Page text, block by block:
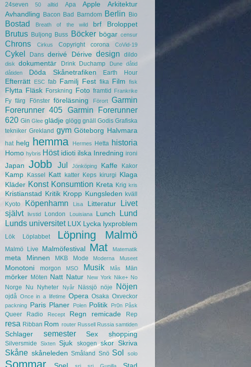
24seven 50 alltid Apa Apple
Arkitektur
Avhandling
Bacon Bad Barndom Berlin Bio
Bostad Breath of the wild brf Broloppet
Brutus Buljong Buss Böcker bögar censur
Chrons Cirkus Copyright corona CoVid-19
Cykel Dans derivé Dérive design dildo
disk dokumentär Drink Duchamp Dune
dåtid
dåtiden
Döda Skånetrafiken Earth Hour
Efterrätt ESC fab Familj Fest fika Film fisk
Flytta Fläsk Forskning Foto framtid Frankrike
Fy färg Fönster föreläsning Förort
Garmin
Forerunner 405 Garmin Forerunner
620 Gin Glee glädje glögg gnäll Godis Grafiska
tekniker Grekland gym Göteborg Halvmara
hat helg hemma Hermes Hetta historia
Homo hybris Höst idioti ilska Inredning ironi
Japan Jobb Jul Jönköping Kaffe Kakor
Kamp Kassel Katt katter Keps kirurgi
Klaga
Kläder Konst Konsumtion Kreta Krig kris
Kristianstad Kritik Kropp Kungsleden kväll
Kyoto
Köpenhamn Lisa Litteratur
Livet
självt
livstid London Louisiana Lunch
Lund
Lunds universitet LUX Lycka lyxproblem
Lök Löplabbet Löpning Malmö
Malmö Live Malmöfestival Mat Matematik
meta Minnen MKB Mode Moderna Museet
Monotoni morgon MSO Musik Mås Män
mörker Möten Natt Natur New York Nike+ No
Norge Nu Nyheter Nyår Nässjö nöje Nöjen
ojdå Once in a lifetime Opera Osaka Oxveckor
packning Paris Planer Polen Politik Pr0n Påsk
Queer Radio Recept Regn remicade Rep
resa Ribban Rom router Russell Russia samtiden
Schlager semester Sex shopping
Silversmide Sixten Sjuk skogen skor Skriva
Skåne skåneleden Småland Snö Sol solo
Sommar